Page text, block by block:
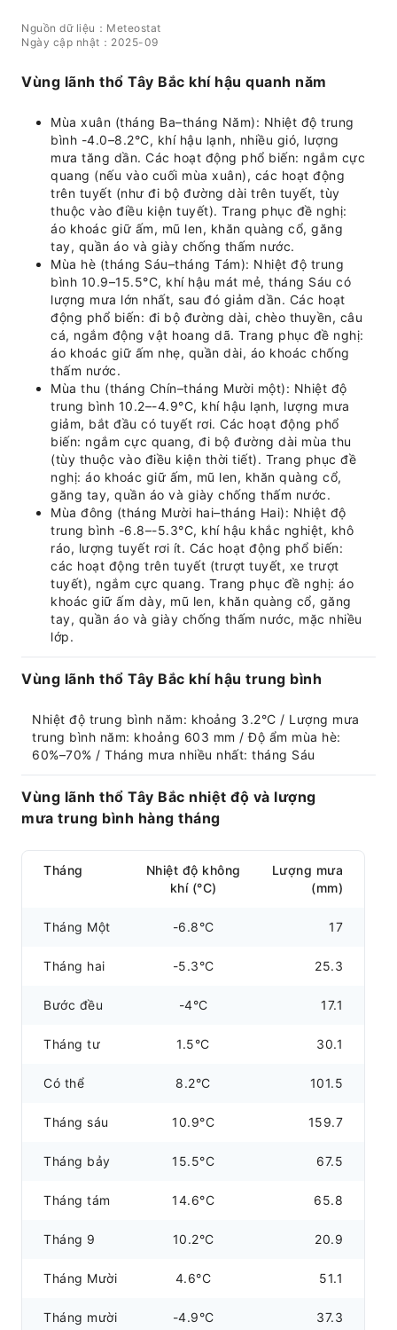
Nguồn dữ liệu：Meteostat
Ngày cập nhật：2025-09
Vùng lãnh thổ Tây Bắc khí hậu quanh năm
Mùa xuân (tháng Ba–tháng Năm): Nhiệt độ trung
bình -4.0–8.2°C, khí hậu lạnh, nhiều gió, lượng
mưa tăng dần. Các hoạt động phổ biến: ngắm cực
quang (nếu vào cuối mùa xuân), các hoạt động
trên tuyết (như đi bộ đường dài trên tuyết, tùy
thuộc vào điều kiện tuyết). Trang phục đề nghị:
áo khoác giữ ấm, mũ len, khăn quàng cổ, găng
tay, quần áo và giày chống thấm nước.
Mùa hè (tháng Sáu–tháng Tám): Nhiệt độ trung
bình 10.9–15.5°C, khí hậu mát mẻ, tháng Sáu có
lượng mưa lớn nhất, sau đó giảm dần. Các hoạt
động phổ biến: đi bộ đường dài, chèo thuyền, câu
cá, ngắm động vật hoang dã. Trang phục đề nghị:
áo khoác giữ ấm nhẹ, quần dài, áo khoác chống
thấm nước.
Mùa thu (tháng Chín–tháng Mười một): Nhiệt độ
trung bình 10.2–-4.9°C, khí hậu lạnh, lượng mưa
giảm, bắt đầu có tuyết rơi. Các hoạt động phổ
biến: ngắm cực quang, đi bộ đường dài mùa thu
(tùy thuộc vào điều kiện thời tiết). Trang phục đề
nghị: áo khoác giữ ấm, mũ len, khăn quàng cổ,
găng tay, quần áo và giày chống thấm nước.
Mùa đông (tháng Mười hai–tháng Hai): Nhiệt độ
trung bình -6.8–-5.3°C, khí hậu khắc nghiệt, khô
ráo, lượng tuyết rơi ít. Các hoạt động phổ biến:
các hoạt động trên tuyết (trượt tuyết, xe trượt
tuyết), ngắm cực quang. Trang phục đề nghị: áo
khoác giữ ấm dày, mũ len, khăn quàng cổ, găng
tay, quần áo và giày chống thấm nước, mặc nhiều
lớp.
Vùng lãnh thổ Tây Bắc khí hậu trung bình
Nhiệt độ trung bình năm: khoảng 3.2°C / Lượng mưa
trung bình năm: khoảng 603 mm / Độ ẩm mùa hè:
60%–70% / Tháng mưa nhiều nhất: tháng Sáu
Vùng lãnh thổ Tây Bắc nhiệt độ và lượng
mưa trung bình hàng tháng
Tháng
Nhiệt độ không
khí (°C)
Lượng mưa
(mm)
Tháng Một -6.8°C 17
Tháng hai -5.3°C 25.3
Bước đều -4°C 17.1
Tháng tư 1.5°C 30.1
Có thể 8.2°C 101.5
Tháng sáu 10.9°C 159.7
Tháng bảy 15.5°C 67.5
Tháng tám 14.6°C 65.8
Tháng 9 10.2°C 20.9
Tháng Mười 4.6°C 51.1
Tháng mười
-4.9°C 37.3